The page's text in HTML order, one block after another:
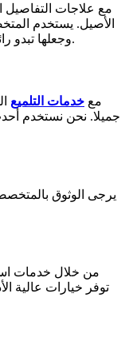
مع علاجات التفاصيل
الأصيل. يستخدم
وجعلها تبدو رائعة مثل اليوم الذي غادرت فيه صالة العرض.
مع خدمات التلميع
جميلا. نحن نستخدم
يرجى الوثوق
من خلال خدمات
توفر خيارات عالية